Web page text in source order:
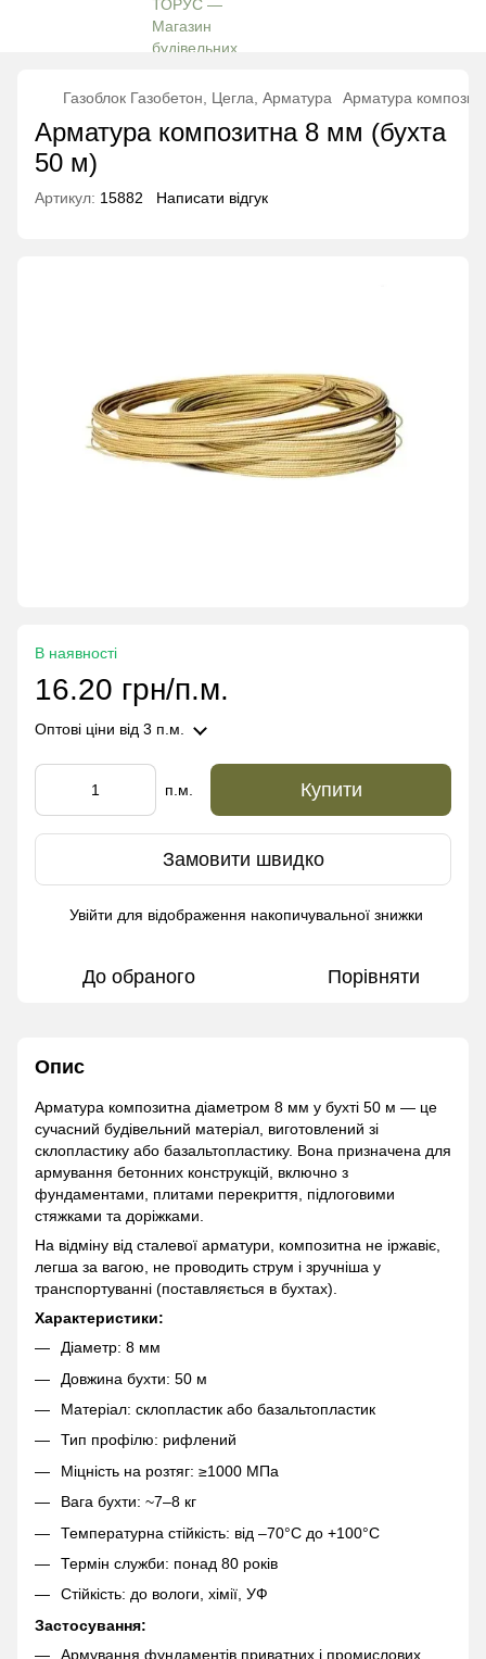
Газоблок Газобетон, Цегла, Арматура Арматура
Арматура композитна 8 мм (бухта
50 м)
Артикул: 15882 Написати відгук
В наявності
16.20 грн/п.м.
Оптові ціни від 3 п.м.
п.м. Купити
Замовити швидко
Увійти для відображення накопичувальної знижки
До обраного Порівняти
Опис
Арматура композитна діаметром 8 мм у бухті 50 м — це
сучасний будівельний матеріал, виготовлений зі
склопластику або базальтопластику. Вона призначена для
армування бетонних конструкцій, включно з
фундаментами, плитами перекриття, підлоговими
стяжками та доріжками.
На відміну від сталевої арматури, композитна не іржавіє,
легша за вагою, не проводить струм і зручніша у
транспортуванні (поставляється в бухтах).
Характеристики:
Діаметр: 8 мм
Довжина бухти: 50 м
Матеріал: склопластик або базальтопластик
Тип профілю: рифлений
Міцність на розтяг: ≥1000 МПа
Вага бухти: ~7–8 кг
Температурна стійкість: від –70°C до +100°C
Термін служби: понад 80 років
Стійкість: до вологи, хімії, УФ
Застосування:
Армування фундаментів приватних і промислових